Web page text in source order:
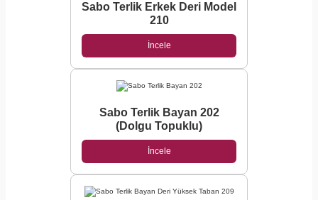
Sabo Terlik Erkek Deri Model
210
İncele
Sabo Terlik Bayan 202
(Dolgu Topuklu)
İncele